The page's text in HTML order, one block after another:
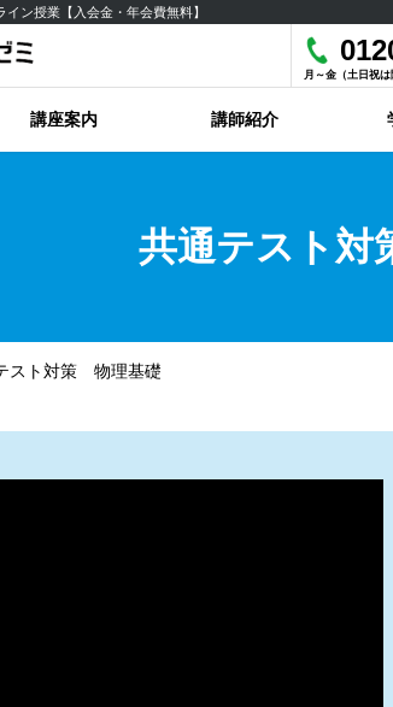
ン授業【入会金・年会費無料】
月～金（土日祝
講座案内 講師紹介
共通テスト
スト対策 物理基礎